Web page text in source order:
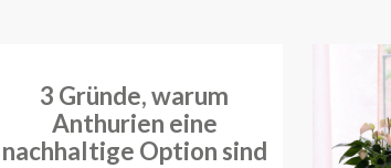
3 Gründe, warum
Anthurien eine
nachhaltige Option sind